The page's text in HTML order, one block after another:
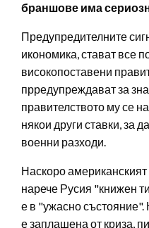
браншове има
Предупредителните
икономика, стават все
високопоставени
прредупреждават за
правителството му се
някои други ставки, за
военни разходи.
Наскоро
нарече Русия "книжен
е в "ужасно състояние".
е заплашена от криза,